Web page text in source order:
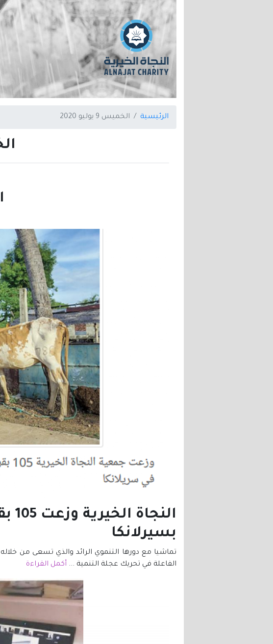
الرئيسية الخميس 9 يوليو 2020
بسيرلانكا
تماشيا مع دورها التنموي الرائد والذي تسعى من
الفاعلة في تحريك عجلة التنمية ... أكمل القراءة